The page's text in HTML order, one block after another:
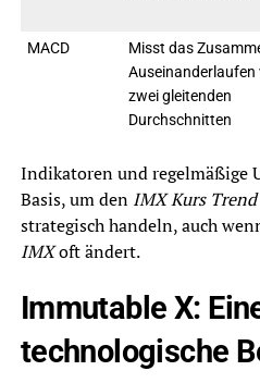
MACD
Misst das
Auseinanderlaufen
zwei gleitenden
Durchschnitten
Indikatoren und regelmäßige
Basis, um den IMX Kurs Trend
strategisch handeln, auch
IMXoft ändert.
Immutable X:
technologische